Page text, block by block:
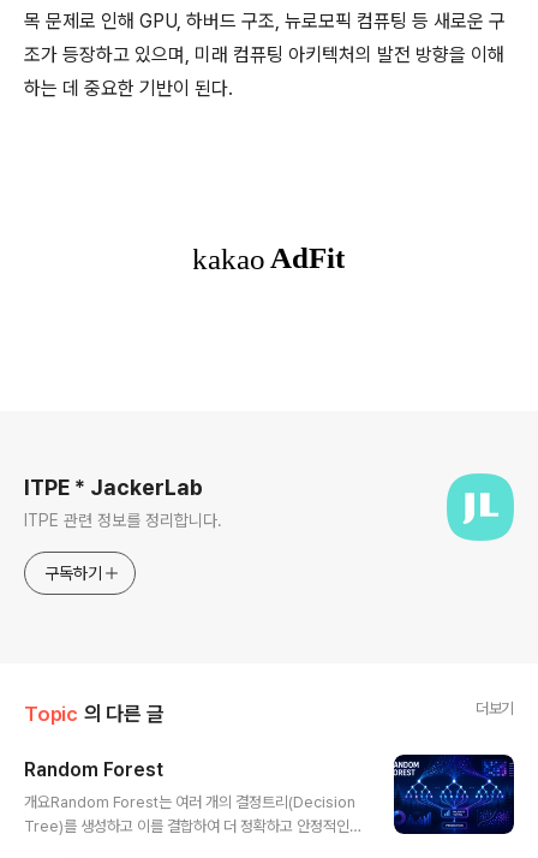
목 문제로 인해 GPU, 하버드 구조, 뉴로모픽 컴퓨팅 등 새로운 구
조가 등장하고 있으며, 미래 컴퓨팅 아키텍처의 발전 방향을 이해
하는 데 중요한 기반이 된다.
ITPE * JackerLab
ITPE 관련 정보를 정리합니다.
구독하기
Topic 의 다른 글 더보기
Random Forest
개요Random Forest는 여러 개의 결정트리(Decision
Tree)를 생성하고 이를 결합하여 더 정확하고 안정적인